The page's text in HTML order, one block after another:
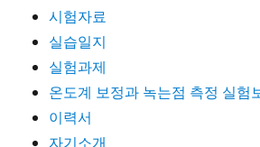
시험자료
실습일지
실험과제
온도계 보정과 녹는점 측정 실험
이력서
자기소개